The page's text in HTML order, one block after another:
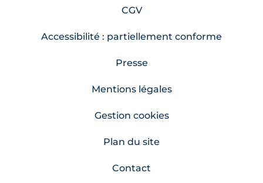
CGV
Accessibilité : partiellement conforme
Presse
Mentions légales
Gestion cookies
Plan du site
Contact